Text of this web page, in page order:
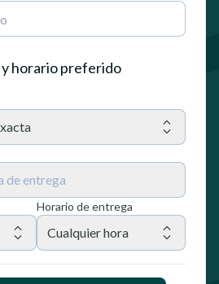
horario preferido
de entrega
Horario de entrega
Cualquier hora